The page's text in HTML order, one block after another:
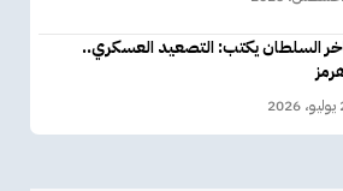
السلطان يكتب: التصعيد العسكري..